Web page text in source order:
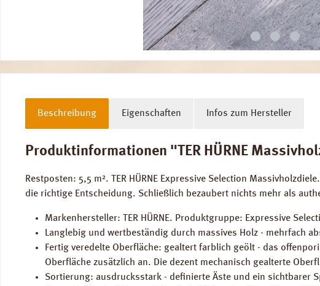
Beschreibung Eigenschaften Infos zum Hersteller
Produktinformationen "TER HÜRNE
Restposten: 5,5 m². TER HÜRNE Expressive Selection
die richtige Entscheidung. Schließlich bezaubert nichts mehr als
Markenhersteller: TER HÜRNE. Produktgruppe: Expressive
Langlebig und wertbeständig durch massives Holz - mehrfach
Fertig veredelte Oberfläche: gealtert farblich geölt - das
Oberfläche zusätzlich an. Die dezent mechanisch gealterte
Sortierung: ausdrucksstark - definierte Äste und ein sichtbarer